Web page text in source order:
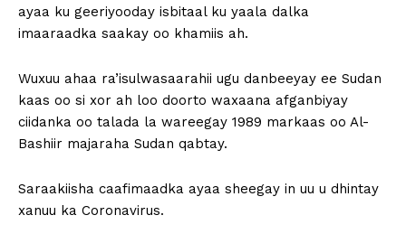
ayaa ku geeriyooday isbitaal ku yaala dalka
imaaraadka saakay oo khamiis ah.
Wuxuu ahaa ra’isulwasaarahii ugu danbeeyay ee Sudan
kaas oo si xor ah loo doorto waxaana afganbiyay
ciidanka oo talada la wareegay 1989 markaas oo Al-
Bashiir majaraha Sudan qabtay.
Saraakiisha caafimaadka ayaa sheegay in uu u dhintay
xanuu ka Coronavirus.